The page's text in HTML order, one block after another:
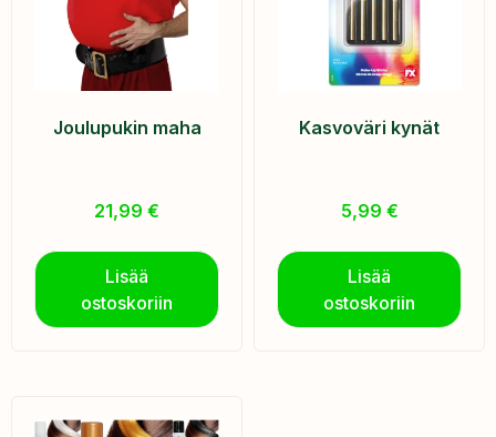
Joulupukin maha
21,99 €
Lisää
ostoskoriin
Kasvoväri kynät
5,99 €
Lisää
ostoskoriin